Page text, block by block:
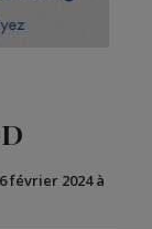
février 2024 à